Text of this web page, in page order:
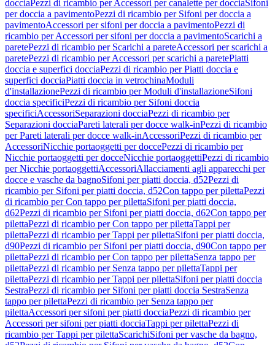
docciaPezzi di ricambio per Accessori per canalette per docciaSifoni
per doccia a pavimentoPezzi di ricambio per Sifoni per doccia a
pavimentoAccessori per sifoni per doccia a pavimentoPezzi di
ricambio per Accessori per sifoni per doccia a pavimentoScarichi a
paretePezzi di ricambio per Scarichi a pareteAccessori per scarichi a
paretePezzi di ricambio per Accessori per scarichi a paretePiatti
doccia e superfici docciaPezzi di ricambio per Piatti doccia e
superfici docciaPiatti doccia in vetrochinaModuli
d'installazionePezzi di ricambio per Moduli d'installazioneSifoni
doccia specificiPezzi di ricambio per Sifoni doccia
specificiAccessoriSeparazioni docciaPezzi di ricambio per
Separazioni docciaPareti laterali per docce walk-inPezzi di ricambio
per Pareti laterali per docce walk-inAccessoriPezzi di ricambio per
AccessoriNicchie portaoggetti per doccePezzi di ricambio per
Nicchie portaoggetti per docceNicchie portaoggettiPezzi di ricambio
per Nicchie portaoggettiAccessoriAllacciamenti agli apparecchi per
docce e vasche da bagnoSifoni per piatti doccia, d52Pezzi di
ricambio per Sifoni per piatti doccia, d52Con tappo per pilettaPezzi
di ricambio per Con tappo per pilettaSifoni per piatti doccia,
d62Pezzi di ricambio per Sifoni per piatti doccia, d62Con tappo per
pilettaPezzi di ricambio per Con tappo per pilettaTappi per
pilettaPezzi di ricambio per Tappi per pilettaSifoni per piatti doccia,
d90Pezzi di ricambio per Sifoni per piatti doccia, d90Con tappo per
pilettaPezzi di ricambio per Con tappo per pilettaSenza tappo per
pilettaPezzi di ricambio per Senza tappo per pilettaTappi per
pilettaPezzi di ricambio per Tappi per pilettaSifoni per piatti doccia
SestraPezzi di ricambio per Sifoni per piatti doccia SestraSenza
tappo per pilettaPezzi di ricambio per Senza tappo per
pilettaAccessori per sifoni per piatti docciaPezzi di ricambio per
Accessori per sifoni per piatti docciaTappi per pilettaPezzi di
ricambio per Tappi per pilettaScarichiSifoni per vasche da bagno,